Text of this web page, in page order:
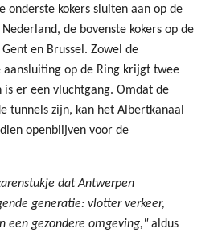
onderste kokers sluiten aan op de
de bovenste kokers op de
en Brussel. Zowel de
aansluiting op de Ring krijgt twee
er een vluchtgang. Omdat de
tunnels zijn, kan het Albertkanaal
openblijven voor de
dat Antwerpen
generatie: vlotter verkeer,
een gezondere omgeving," aldus